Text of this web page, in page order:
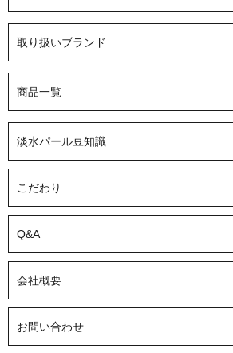
取り扱いブランド
商品一覧
淡水パール豆知識
こだわり
Q&A
会社概要
お問い合わせ